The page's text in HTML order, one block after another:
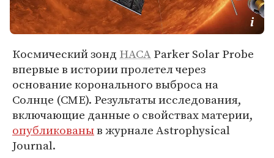
Космический зонд НАСАParker Solar Probe
впервые в истории пролетел через
основание коронального выброса на
Солнце (CME). Результаты исследования,
включающие данные о свойствах материи,
опубликованыв журнале Astrophysical
Journal.